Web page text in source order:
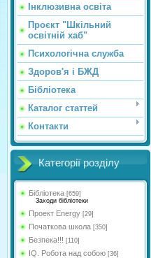
Інклюзивна освіта
Проєкт "Шкільний
освітній хаб"
Психологічна служба
Здоров'я і БЖД
Бібліотека
Каталог статтей
Контакти
Категорії розділу
Бібліотека [659]
Заходи бібліотеки
Проект Energy [29]
Початкова школа [350]
Безпека!!! [110]
IQ. Робота над собою [36]